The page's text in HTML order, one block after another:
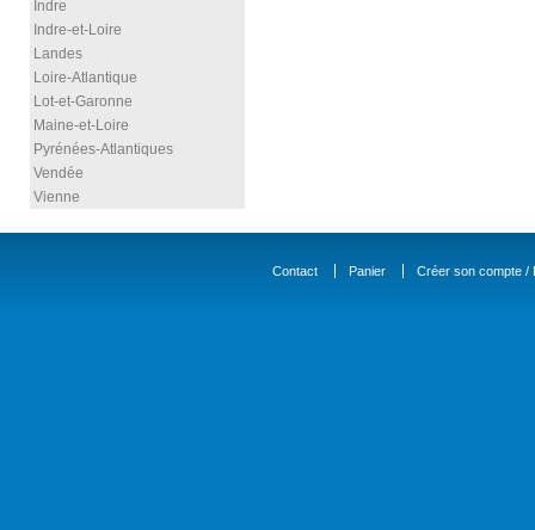
Indre
Indre-et-Loire
Landes
Loire-Atlantique
Lot-et-Garonne
Maine-et-Loire
Pyrénées-Atlantiques
Vendée
Vienne
Contact Panier Créer son compte /